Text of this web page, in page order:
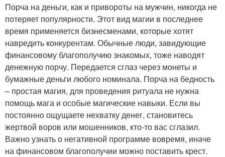
Порча на деньги, как и привороты на мужчин, никогда не
потеряет популярности. Этот вид магии в последнее
время применяется бизнесменами, которые хотят
навредить конкурентам. Обычные люди, завидующие
финансовому благополучию знакомых, тоже наводят
денежную порчу. Передается сглаз через монеты и
бумажные деньги любого номинала. Порча на бедность
– простая магия, для проведения ритуала не нужна
помощь мага и особые магические навыки. Если вы
постоянно ощущаете нехватку денег, становитесь
жертвой воров или мошенников, кто-то вас сглазил.
Важно узнать о негативной программе вовремя, иначе
на финансовом благополучии можно поставить крест.